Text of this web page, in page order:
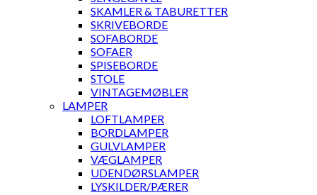
SKAMLER & TABURETTER
SKRIVEBORDE
SOFABORDE
SOFAER
SPISEBORDE
STOLE
VINTAGEMØBLER
LAMPER
LOFTLAMPER
BORDLAMPER
GULVLAMPER
VÆGLAMPER
UDENDØRSLAMPER
LYSKILDER/PÆRER